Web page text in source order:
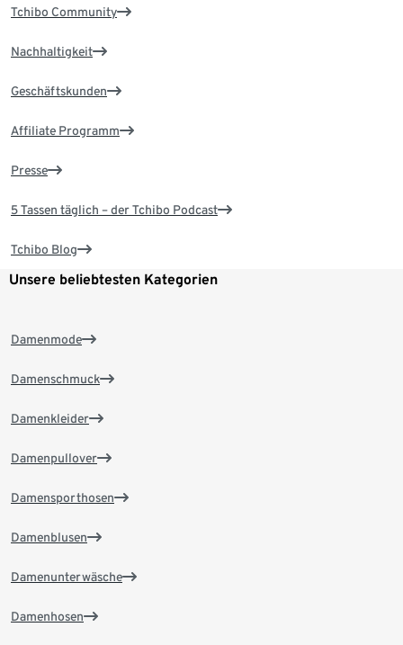
Tchibo Community
Nachhaltigkeit
Geschäftskunden
Affiliate Programm
Presse
5 Tassen täglich – der Tchibo Podcast
Tchibo Blog
Unsere beliebtesten Kategorien
Damenmode
Damenschmuck
Damenkleider
Damenpullover
Damensporthosen
Damenblusen
Damenunterwäsche
Damenhosen